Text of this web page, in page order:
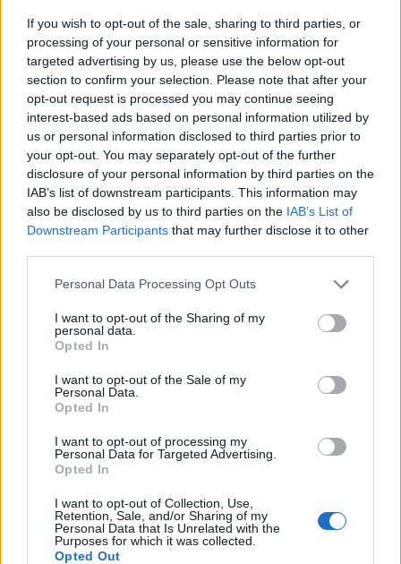
If you wish to opt-out of the sale, sharing to third parties, or
processing of your personal or sensitive information for
targeted advertising by us, please use the below opt-out
section to confirm your selection. Please note that after your
opt-out request is processed you may continue seeing
interest-based ads based on personal information utilized by
us or personal information disclosed to third parties prior to
your opt-out. You may separately opt-out of the further
disclosure of your personal information by third parties on the
IAB’s list of downstream participants. This information may
also be disclosed by us to third parties on the IAB’s List of
Downstream Participants that may further disclose it to other
Personal Data Processing Opt Outs
I want to opt-out of the Sharing of my
personal data.
Opted In
I want to opt-out of the Sale of my
Personal Data.
Opted In
I want to opt-out of processing my
Personal Data for Targeted Advertising.
Opted In
I want to opt-out of Collection, Use,
Retention, Sale, and/or Sharing of my
Personal Data that Is Unrelated with the
Purposes for which it was collected.
Opted Out
2024. április 08., hétfő
Harminckét éves álom valósult meg
Kovásznán: felavatták a Csoma
Korábbi cikkek betöltése